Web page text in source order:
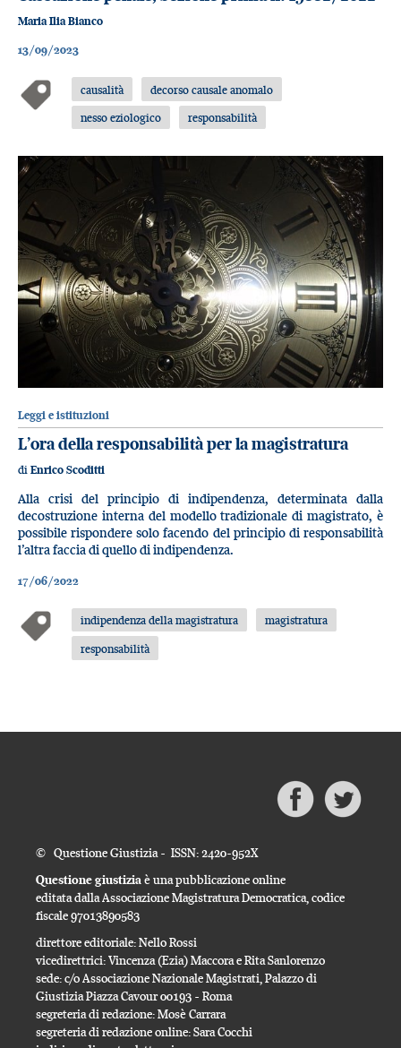
Maria Ilia Bianco
13/09/2023
causalità
decorso causale anomalo
nesso eziologico
responsabilità
Leggi e istituzioni
L’ora della responsabilità per la magistratura
di Enrico Scoditti
Alla crisi del principio di indipendenza, determinata dalla
decostruzione interna del modello tradizionale di magistrato, è
possibile rispondere solo facendo del principio di responsabilità
l’altra faccia di quello di indipendenza.
17/06/2022
indipendenza della magistratura
magistratura
responsabilità
© Questione Giustizia - ISSN: 2420-952X
Questione giustiziaè una pubblicazione online
editata dalla Associazione Magistratura Democratica, codice
fiscale 97013890583
direttore editoriale: Nello Rossi
vicedirettrici: Vincenza (Ezia) Maccora e Rita Sanlorenzo
sede: c/o Associazione Nazionale Magistrati, Palazzo di
Giustizia Piazza Cavour 00193 - Roma
segreteria di redazione: Mosè Carrara
segreteria di redazione online: Sara Cocchi